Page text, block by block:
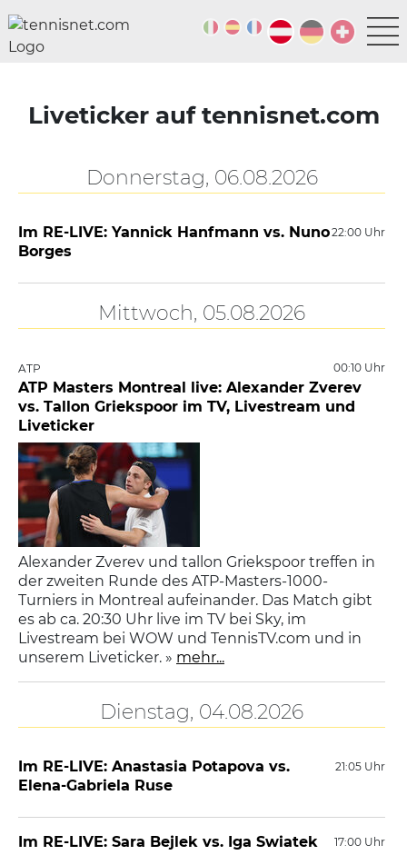
Liveticker auf tennisnet.com
Donnerstag, 06.08.2026
22:00 Uhr
Im RE-LIVE: Yannick Hanfmann vs. Nuno
Borges
Mittwoch, 05.08.2026
ATP 00:10 Uhr
ATP Masters Montreal live: Alexander Zverev
vs. Tallon Griekspoor im TV, Livestream und
Liveticker
Alexander Zverev und tallon Griekspoor treffen in
der zweiten Runde des ATP-Masters-1000-
Turniers in Montreal aufeinander. Das Match gibt
es ab ca. 20:30 Uhr live im TV bei Sky, im
Livestream bei WOW und TennisTV.com und in
unserem Liveticker. » mehr...
Dienstag, 04.08.2026
21:05 Uhr
Im RE-LIVE: Anastasia Potapova vs.
Elena-Gabriela Ruse
17:00 Uhr
Im RE-LIVE: Sara Bejlek vs. Iga Swiatek